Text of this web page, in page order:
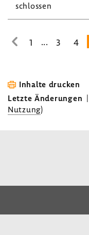
schlossen
zur
Seite
1 ... 3 4
Inhalte drucken
Letzte Änderungen |
Nutzung)